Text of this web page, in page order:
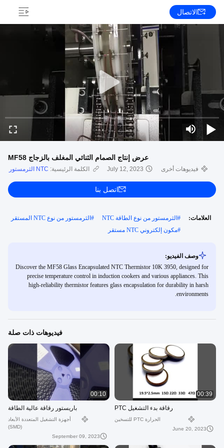
الاتصال
عرض إنتاج الصمام الثنائي المغلف بالزجاج MF58
فيديوهات أخرى July 12, 2023 الكلمة الرئيسية: NTC الثرمستور
اتصل بنا
العلامات: # الثرمستور من نوع الطاقة NTC # الثرمستور من نوع NTC المستقر
#مكون إلكتروني NTC مستقر
وصف الفيديو:
Discover the MF58 Glass Encapsulated NTC Thermistor 10K 3950, designed for
precise temperature control in induction cookers and various appliances. This
high-reliability thermistor features glass encapsulation for durability in harsh
environments.
فيديوهات ذات صلة
00:39
رقاقة بدء التشغيل PTC
الحرارة PTC للتسخين
June 20, 2023
00:10
باريستور رقاقة عالية الطاقة
أجهزة التشغيل المتعددة الأبعاد
(SMD)
September 09, 2023